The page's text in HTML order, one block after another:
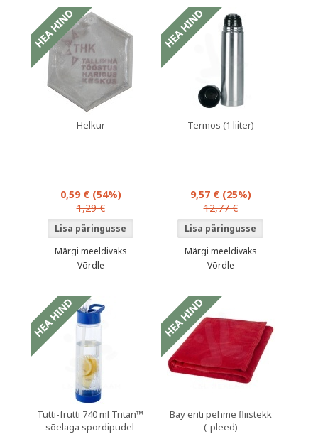
Helkur
0,59 € (54%)
1,29 €
Märgi meeldivaks
Võrdle
Termos (1 liiter)
9,57 € (25%)
12,77 €
Märgi meeldivaks
Võrdle
Tutti-frutti 740 ml Tritan™
sõelaga spordipudel
Bay eriti pehme fliistekk
(-pleed)